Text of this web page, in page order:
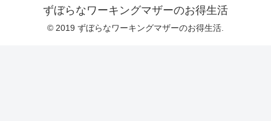
ずぼらなワーキングマザーのお得生活
© 2019 ずぼらなワーキングマザーのお得生活.